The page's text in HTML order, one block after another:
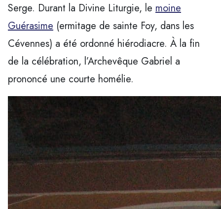
Serge. Durant la Divine Liturgie, le moine
Guérasime (ermitage de sainte Foy, dans les
Cévennes) a été ordonné hiérodiacre. À la fin
de la célébration, l’Archevêque Gabriel a
prononcé une courte homélie.